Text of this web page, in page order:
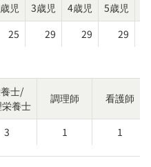
児 3歳児 4歳児 5歳児
25 29 29 29
士/
養士
調理師 看護師
3 1 1